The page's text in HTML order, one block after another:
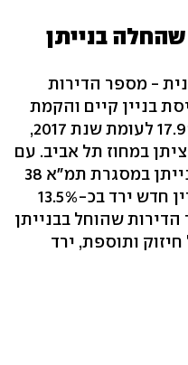
בנייתן
- מספר הדירות
בניין קיים והקמת
בניין חדש עלה אשתקד בכ-17.9% לעומת שנת 2017,
במחוז תל אביב. עם
זאת מספר הדירות שהחלה בנייתן במסגרת תמ"א 38
במסלול של הריסה ובניית בניין חדש ירד בכ-13.5%
הדירות שהוחל בבנייתן
של חיזוק ותוספת, ירד